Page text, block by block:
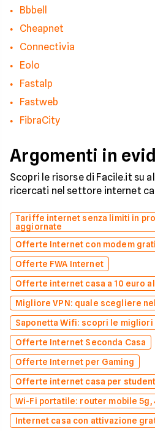
Bbbell
Cheapnet
Connectivia
Eolo
Fastalp
Fastweb
FibraCity
Argomenti in
Scopri le risorse di Facile.it su
ricercati nel settore internet
Tariffe internet senza limiti in
aggiornate
Offerte Internet con modem
Offerte FWA Internet
Offerte internet casa a 10 euro
Migliore VPN: quale scegliere
Saponetta Wifi: scopri le
Offerte Internet Seconda Casa
Offerte Internet per Gaming
Offerte internet casa per
Wi-Fi portatile: router mobile 5g,
Internet casa con attivazione